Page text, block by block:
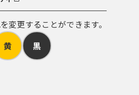
変更することができます。
黄 黒